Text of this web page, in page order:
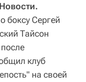
боксу Сергей
Тайсон
клуб
на своей